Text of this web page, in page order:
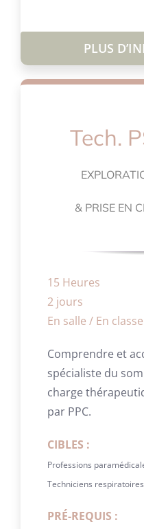
PLUS
Tech.
& PRISE EN
15 Heures
2 jours
En salle / En
Comprendre et
spécialiste du
charge
par PPC.
CIBLES :
Professions
Techniciens respiratoires
PRÉ-REQUIS :